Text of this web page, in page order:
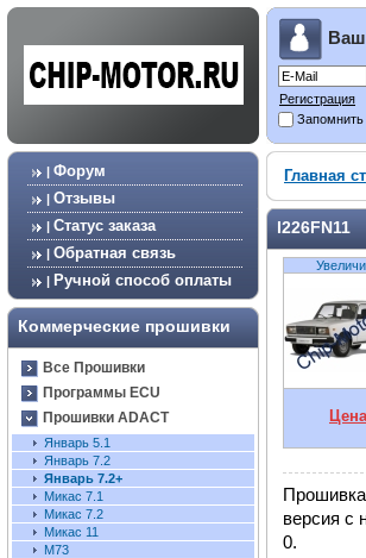
Ваш
Регистрация
| Форум
| Отзывы
| Статус заказа
| Обратная связь
| Ручной способ оплаты
Коммерческие прошивки
Все Прошивки
Программы ECU
Прошивки ADACT
Январь 5.1
Январь 7.2
Январь 7.2+
Микас 7.1
Микас 7.2
Микас 11
М73
Главная
I226FN11
Цена
версия с
0.